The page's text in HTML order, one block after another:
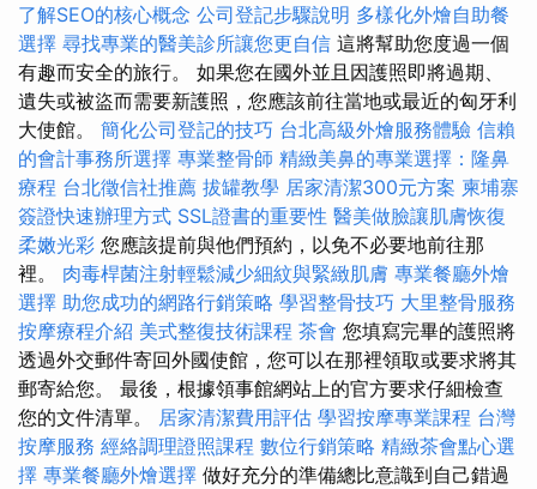
了解SEO的核心概念 公司登記步驟說明 多樣化外燴自助餐
選擇 尋找專業的醫美診所讓您更自信 這將幫助您度過一個
有趣而安全的旅行。 如果您在國外並且因護照即將過期、
遺失或被盜而需要新護照，您應該前往當地或最近的匈牙利
大使館。 簡化公司登記的技巧 台北高級外燴服務體驗 信賴
的會計事務所選擇 專業整骨師 精緻美鼻的專業選擇：隆鼻
療程 台北徵信社推薦 拔罐教學 居家清潔300元方案 柬埔寨
簽證快速辦理方式 SSL證書的重要性 醫美做臉讓肌膚恢復
柔嫩光彩 您應該提前與他們預約，以免不必要地前往那
裡。 肉毒桿菌注射輕鬆減少細紋與緊緻肌膚 專業餐廳外燴
選擇 助您成功的網路行銷策略 學習整骨技巧 大里整骨服務
按摩療程介紹 美式整復技術課程 茶會 您填寫完畢的護照將
透過外交郵件寄回外國使館，您可以在那裡領取或要求將其
郵寄給您。 最後，根據領事館網站上的官方要求仔細檢查
您的文件清單。 居家清潔費用評估 學習按摩專業課程 台灣
按摩服務 經絡調理證照課程 數位行銷策略 精緻茶會點心選
擇 專業餐廳外燴選擇 做好充分的準備總比意識到自己錯過